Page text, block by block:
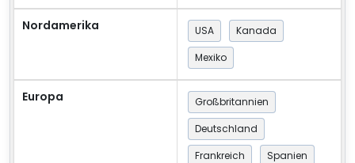
Nordamerika USA
Kanada
Mexiko
Europa
Großbritannien
Deutschland
Frankreich
Spanien